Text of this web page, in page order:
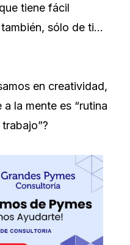
tiene fácil
sólo de ti…
en creatividad,
la mente es “rutina